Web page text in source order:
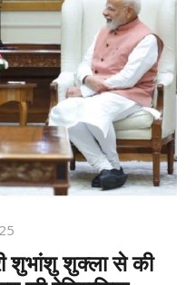
शुभांशु शुक्ला से की